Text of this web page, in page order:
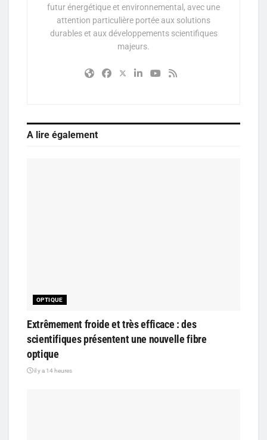
futur énergétique et environnemental, avec une
attention particulière portée aux solutions
durables et aux développements scientifiques
majeurs.
A lire également
OPTIQUE
Extrêmement froide et très efficace : des
scientifiques présentent une nouvelle fibre
optique
il y a 14 heures